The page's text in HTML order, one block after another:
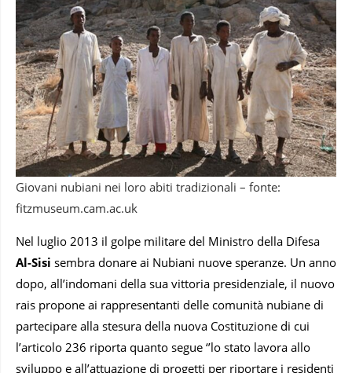
Giovani nubiani nei loro abiti tradizionali – fonte:
fitzmuseum.cam.ac.uk
Nel luglio 2013 il golpe militare del Ministro della Difesa
Al-Sisi sembra donare ai Nubiani nuove speranze. Un anno
dopo, all’indomani della sua vittoria presidenziale, il nuovo
rais propone ai rappresentanti delle comunità nubiane di
partecipare alla stesura della nuova Costituzione di cui
l’articolo 236 riporta quanto segue ‘’lo stato lavora allo
sviluppo e all’attuazione di progetti per riportare i residenti